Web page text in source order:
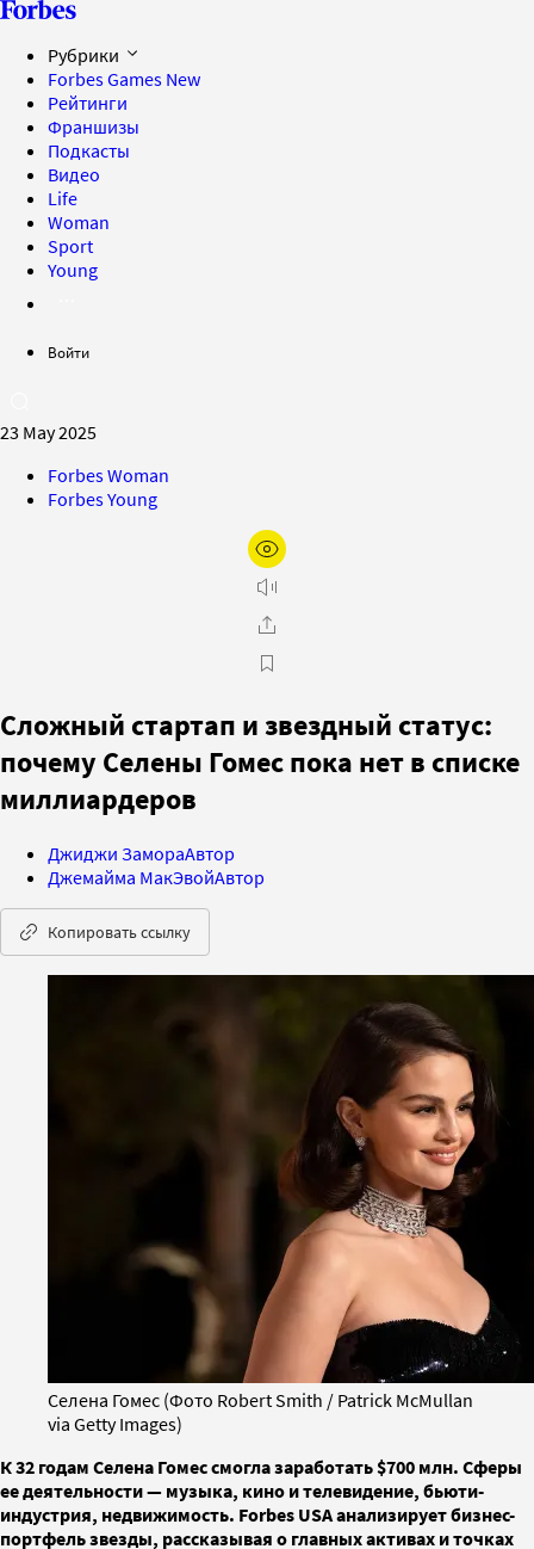
Рубрики
Forbes Games New
Рейтинги
Франшизы
Подкасты
Видео
Life
Woman
Sport
Young
Войти
23 May 2025
Forbes Woman
Forbes Young
Сложный стартап и звездный статус:
почему Селены Гомес пока нет в списке
миллиардеров
Джиджи ЗамораАвтор
Джемайма МакЭвойАвтор
Копировать ссылку
Селена Гомес (Фото Robert Smith / Patrick McMullan
via Getty Images)
К 32 годам Селена Гомес смогла заработать $700 млн. Сферы
ее деятельности — музыка, кино и телевидение, бьюти-
индустрия, недвижимость. Forbes USA анализирует бизнес-
портфель звезды, рассказывая о главных активах и точках